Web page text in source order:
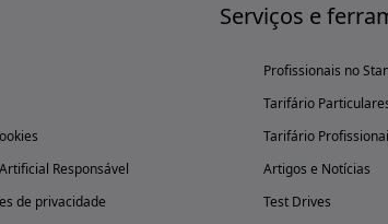
Responsável
de privacidade
Serviços e
Profissionais no
Tarifário
Tarifário
Artigos e Notícias
Test Drives